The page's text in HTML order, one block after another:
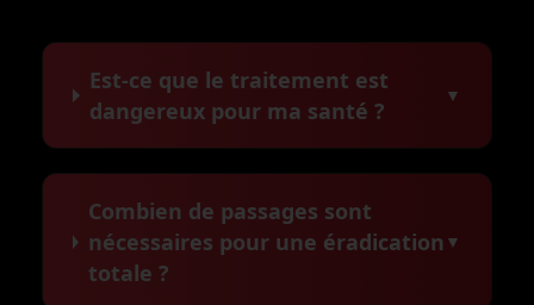
Est-ce que le traitement est
dangereux pour ma santé ?
▼
Combien de passages sont
nécessaires pour une éradication
totale ?
▼